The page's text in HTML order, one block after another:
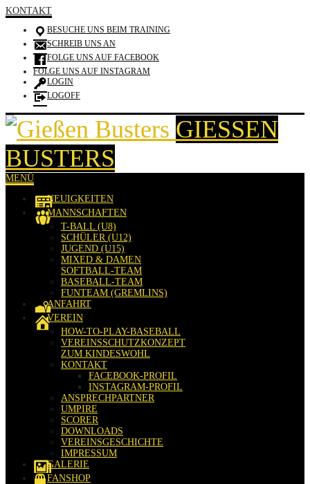
KONTAKT
BESUCHE UNS BEIM TRAINING
SCHREIB UNS AN
FOLGE UNS AUF FACEBOOK
FOLGE UNS AUF INSTAGRAM
LOGIN
LOGOFF
GIESSEN B
USTERS
MENÜ
NEUIGKEITEN
MANNSCHAFTEN
T-BALL (U8)
SCHÜLER (U12)
JUGEND (U15)
MIXED & DAMEN
SOFTBALL-TEAM
BASEBALL-TEAM
FUNTEAM (GREMLINS)
ANFAHRT
VEREIN
HOW-TO-PLAY-BASEBALL
VEREINSSCHUTZKONZEPT
ZUM KINDESWOHL
KONTAKT
FACEBOOK-PROFIL
INSTAGRAM-PROFIL
ANSPRECHPARTNER
UMPIRE
SCORER
DOWNLOADS
VEREINSGESCHICHTE
IMPRESSUM
GALERIE
FANSHOP